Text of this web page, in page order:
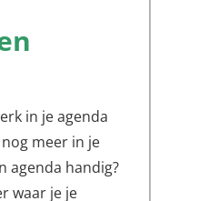
in je agenda
meer in je
agenda handig?
waar je je